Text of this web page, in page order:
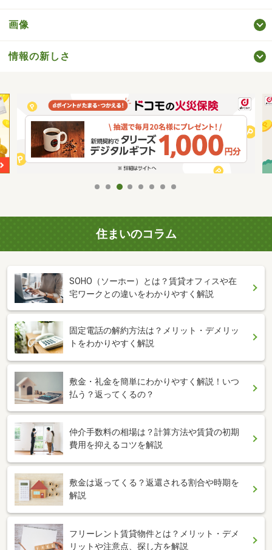
画像
情報の新しさ
住まいのコラム
SOHO（ソーホー）とは？賃貸オフィスや在
宅ワークとの違いをわかりやすく解説
固定電話の解約方法は？メリット・デメリッ
トをわかりやすく解説
敷金・礼金を簡単にわかりやすく解説！いつ
払う？返ってくるの？
仲介手数料の相場は？計算方法や賃貸の初期
費用を抑えるコツを解説
敷金は返ってくる？返還される割合や時期を
解説
フリーレント賃貸物件とは？メリット・デメ
リットや注意点、探し方を解説